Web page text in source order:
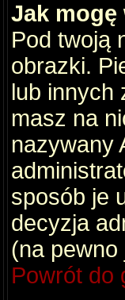
Jak
Pod twoją
obrazki.
lub innych
masz na
nazywany
sposób je
decyzja
(na pewno
Powrót do